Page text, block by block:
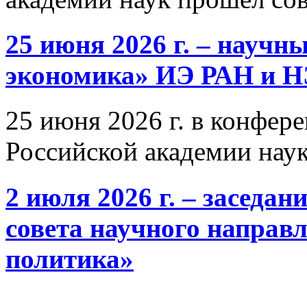
25 июня 2026 г. –
экономика» ИЭ РАН и
25 июня 2026 г. в
Российской академии
2 июля 2026 г. –
совета научного
политика»